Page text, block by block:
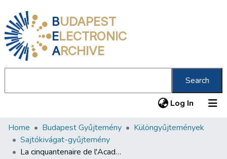
BUDAPEST
ELECTRONIC
ARCHIVE
Search
Log In (current)
Communities & Collections
All of DSpace
Home Budapest Gyűjtemény
Különgyűjtemények
Sajtókivágat-gyűjtemény
La cinquantenaire de l'Académie de musique de Budapest et la musique hongroise